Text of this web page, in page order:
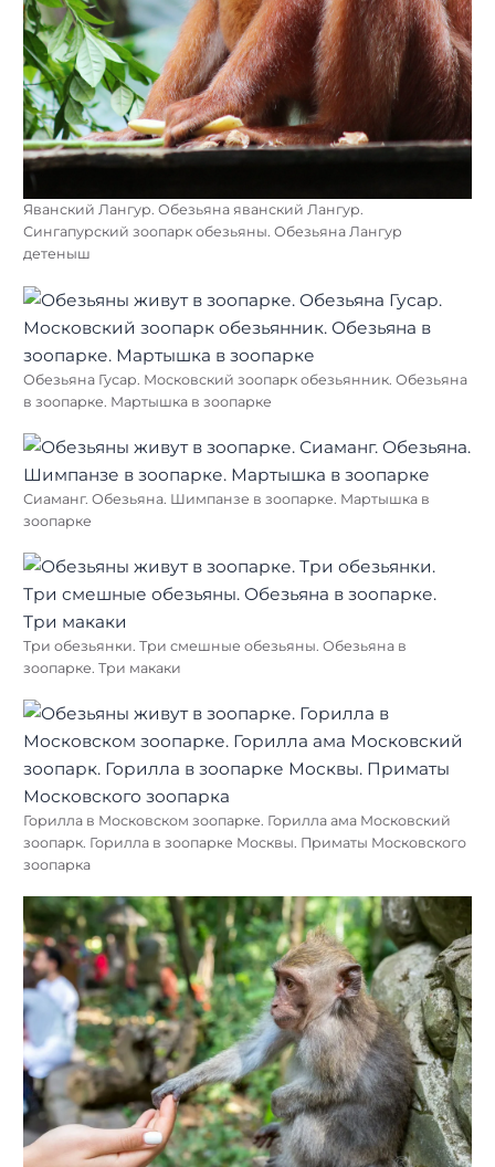
Яванский Лангур. Обезьяна яванский Лангур.
Сингапурский зоопарк обезьяны. Обезьяна Лангур
детеныш
Обезьяна Гусар. Московский зоопарк обезьянник. Обезьяна
в зоопарке. Мартышка в зоопарке
Сиаманг. Обезьяна. Шимпанзе в зоопарке. Мартышка в
зоопарке
Три обезьянки. Три смешные обезьяны. Обезьяна в
зоопарке. Три макаки
Горилла в Московском зоопарке. Горилла ама Московский
зоопарк. Горилла в зоопарке Москвы. Приматы Московского
зоопарка